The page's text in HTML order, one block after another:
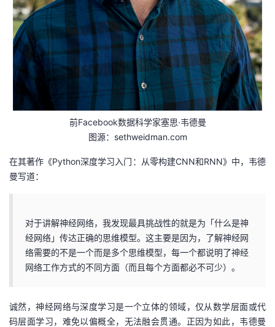
验
收
议
前Facebook数据科学家塞思·韦德曼
图源：sethweidman.com
在其著作《Python深度学习入门：从零构建CNN和RNN》中，韦德
曼写道：
对于讲解神经网络，我发现最具挑战性的就是为「什么是神
经网络」传达正确的思维模型。这主要是因为，了解神经网
络需要的不是一个而是多个思维模型，每一个都说明了神经
网络工作方式的不同方面（而且每个方面都必不可少）。
诚然，神经网络与深度学习是一个立体的领域，仅从数学层面或代
码层面学习，难免以偏概全，无法融会贯通。正因为如此，韦德曼